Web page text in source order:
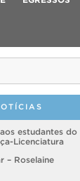
estudantes do
Licenciatura
– Roselaine